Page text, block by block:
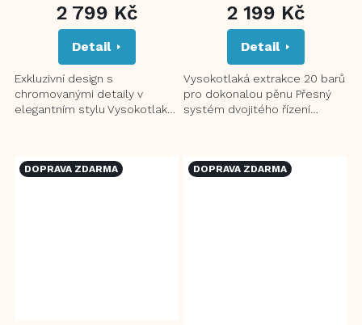
2 799 Kč
Detail
Exkluzivní design s
chromovanými detaily v
elegantním stylu Vysokotlaká
2 199 Kč
Detail
Vysokotlaká extrakce 20 barů
pro dokonalou pěnu Přesný
systém dvojitého řízení
DOPRAVA ZDARMA DOPRAVA ZDARMA